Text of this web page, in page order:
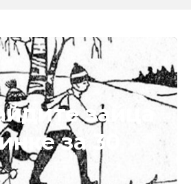
зайца
за 30